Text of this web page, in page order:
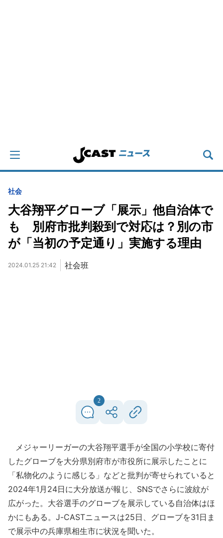
社会
大谷翔平グローブ「展示」他自治体で
も 別府市批判殺到で対応は？別の市
が「当初の予定通り」実施する理由
2024.01.25 21:42 社会班
2
メジャーリーガーの大谷翔平選手が全国の小学校に寄付
したグローブを大分県別府市が市役所に展示したことに
「私物化のように感じる」などと批判が寄せられていると
2024年1月24日に大分放送が報じ、SNSでさらに波紋が
広がった。大谷選手のグローブを展示している自治体はほ
かにもある。J-CASTニュースは25日、グローブを31日ま
で展示中の兵庫県相生市に状況を聞いた。